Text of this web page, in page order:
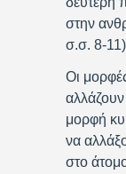
στην
σ.σ. 8-
Οι
αλλάζουν
μορφή
να
στο